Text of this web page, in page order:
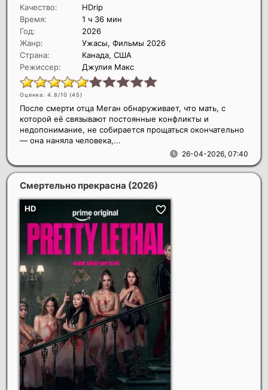
Качество:
HDrip
Время:
1 ч 36 мин
Год:
2026
Жанр:
Ужасы, Фильмы 2026
Страна:
Канада, США
Режиссер:
Джулия Макс
Оценка: 4.8/10 (45)
26-04-2026, 07:40
После смерти отца Меган обнаруживает, что мать, с
которой её связывают постоянные конфликты и
недопонимание, не собирается прощаться окончательно
— она наняла человека,...
Смертельно прекрасна (2026)